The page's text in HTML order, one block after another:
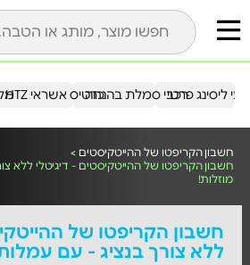
כרטיס אשראי HTZ ליסינג פרטירכבי סמלת בהנחה
חשבון הקריפטו של ההייטקיסטים >
חשבון הקריפטו של ההייטקיסטים - דיגיטלי ללא
מוזלות!
חשבון הקריפטו של
ללא צורך בנציג - עם